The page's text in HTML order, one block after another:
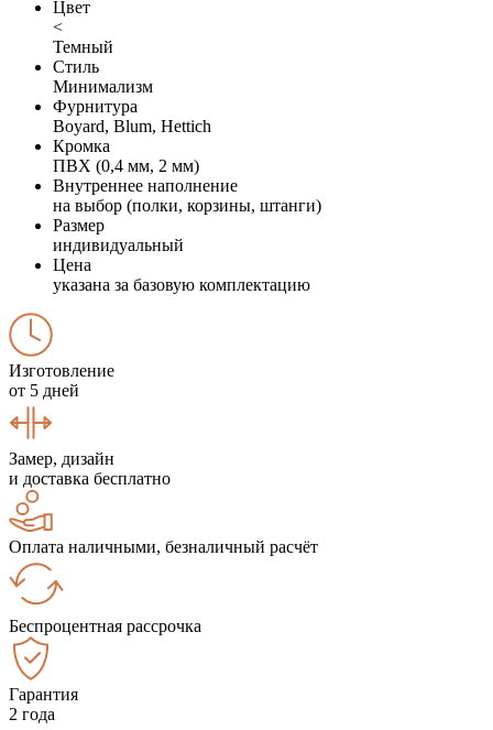
Цвет
<
Темный
Стиль
Минимализм
Фурнитура
Boyard, Blum, Hettich
Кромка
ПВХ (0,4 мм, 2 мм)
Внутреннее наполнение
на выбор (полки, корзины, штанги)
Размер
индивидуальный
Цена
указана за базовую комплектацию
Изготовление
от 5 дней
Замер, дизайн
и доставка бесплатно
Оплата наличными, безналичный расчёт
Беспроцентная рассрочка
Гарантия
2 года